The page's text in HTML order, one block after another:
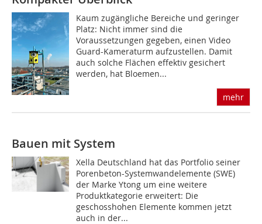
Kaum zugängliche Bereiche und geringer
Platz: Nicht immer sind die
Voraussetzungen gegeben, einen Video
Guard-Kameraturm aufzustellen. Damit
auch solche Flächen effektiv gesichert
werden, hat Bloemen...
mehr
Bauen mit System
Xella Deutschland hat das Portfolio seiner
Porenbeton-Systemwandelemente (SWE)
der Marke Ytong um eine weitere
Produktkategorie erweitert: Die
geschosshohen Elemente kommen jetzt
auch in der...